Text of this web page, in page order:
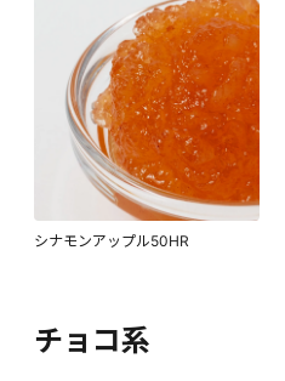
シナモンアップル50HR
チョコ系